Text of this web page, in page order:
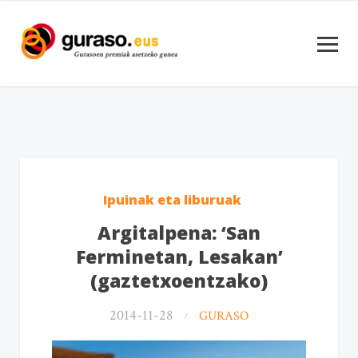
Ipuinak eta liburuak
Argitalpena: ‘San
Ferminetan, Lesakan’
(gaztetxoentzako)
2014-11-28 GURASO